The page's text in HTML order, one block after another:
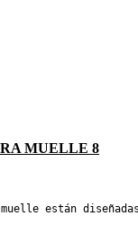
MUELLE 8
muelle están